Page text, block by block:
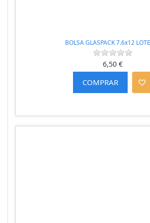
BOLSA GLASPACK 7.6x12
6,50 €